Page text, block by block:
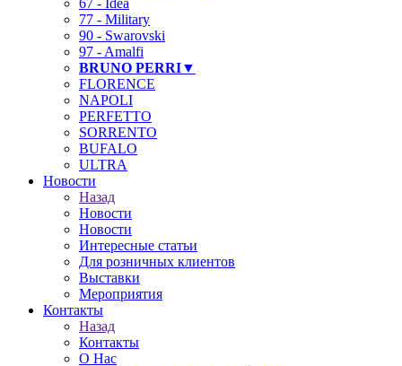
67 - Idea
77 - Military
90 - Swarovski
97 - Amalfi
BRUNO PERRI▼
FLORENCE
NAPOLI
PERFETTO
SORRENTO
BUFALO
ULTRA
Новости
Назад
Новости
Новости
Интересные статьи
Для розничных клиентов
Выставки
Мероприятия
Контакты
Назад
Контакты
О Нас